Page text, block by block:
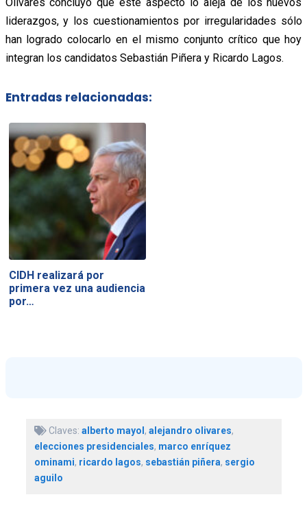
liderazgos, y los cuestionamientos por irregularidades sólo
han logrado colocarlo en el mismo conjunto crítico que hoy
integran los candidatos Sebastián Piñera y Ricardo Lagos.
Entradas relacionadas:
CIDH realizará por
primera vez una audiencia
por…
Claves: alberto mayol , alejandro olivares,
elecciones presidenciales, marco enríquez
ominami, ricardo lagos, sebastián piñera, sergio
aguilo